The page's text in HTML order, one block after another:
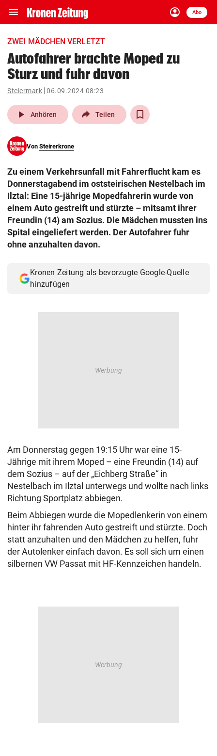
menu Navigation
ein-/ausklappen
account_circle
Anmelden
Abo
close Schließen
account_circle Anmelden
pin_drop
Wien arrow_right
search
eingeben
© Krone Multimedia GmbH & Co KG 2026
Muthgasse 2, 1190 Wien
ZWEI MÄDCHEN VERLETZT
Autofahrer brachte Moped zu
Sturz und fuhr davon
Steiermark 06.09.2024 08:23
play_arrow Anhören Teilen
Von Steirerkrone
Zu einem Verkehrsunfall mit Fahrerflucht kam es
Donnerstagabend im oststeirischen Nestelbach im
Ilztal: Eine 15-jährige Mopedfahrerin wurde von
einem Auto gestreift und stürzte – mitsamt ihrer
Freundin (14) am Sozius. Die Mädchen mussten ins
Spital eingeliefert werden. Der Autofahrer fuhr
ohne anzuhalten davon.
Kronen Zeitung als bevorzugte Google-Quelle
hinzufügen
Am Donnerstag gegen 19:15 Uhr war eine 15-
Jährige mit ihrem Moped – eine Freundin (14) auf
dem Sozius – auf der „Eichberg Straße“ in
Nestelbach im Ilztal unterwegs und wollte nach links
Richtung Sportplatz abbiegen.
Beim Abbiegen wurde die Mopedlenkerin von einem
hinter ihr fahrenden Auto gestreift und stürzte. Doch
statt anzuhalten und den Mädchen zu helfen, fuhr
der Autolenker einfach davon. Es soll sich um einen
silbernen VW Passat mit HF-Kennzeichen handeln.